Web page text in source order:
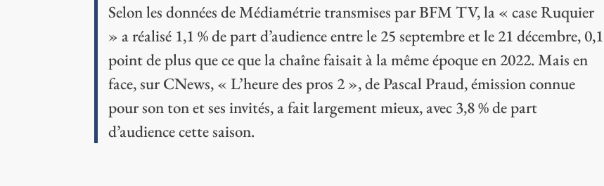
Selon les données de Médiamétrie transmises par BFM TV, la « case Ruquier
» a réalisé 1,1 % de part d’audience entre le 25 septembre et le 21 décembre, 0,1
point de plus que ce que la chaîne faisait à la même époque en 2022. Mais en
face, sur CNews, « L’heure des pros 2 », de Pascal Praud, émission connue
pour son ton et ses invités, a fait largement mieux, avec 3,8 % de part
d’audience cette saison.